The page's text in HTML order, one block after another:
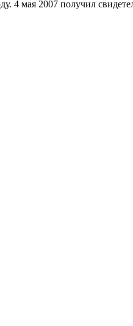
мая 2007 получил